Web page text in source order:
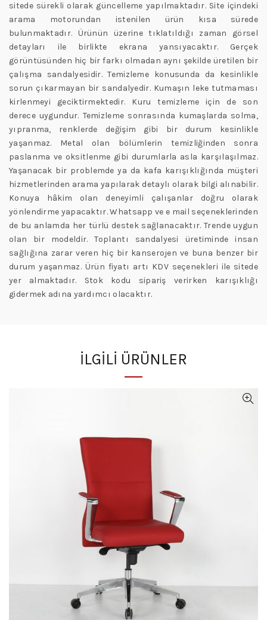
sitede sürekli olarak güncelleme yapılmaktadır. Site içindeki
arama motorundan istenilen ürün kısa sürede
bulunmaktadır. Ürünün üzerine tıklatıldığı zaman görsel
detayları ile birlikte ekrana yansıyacaktır. Gerçek
görüntüsünden hiç bir farkı olmadan aynı şekilde üretilen bir
çalışma sandalyesidir. Temizleme konusunda da kesinlikle
sorun çıkarmayan bir sandalyedir. Kumaşın leke tutmaması
kirlenmeyi geciktirmektedir. Kuru temizleme için de son
derece uygundur. Temizleme sonrasında kumaşlarda solma,
yıpranma, renklerde değişim gibi bir durum kesinlikle
yaşanmaz. Metal olan bölümlerin temizliğinden sonra
paslanma ve oksitlenme gibi durumlarla asla karşılaşılmaz.
Yaşanacak bir problemde ya da kafa karışıklığında müşteri
hizmetlerinden arama yapılarak detaylı olarak bilgi alınabilir.
Konuya hâkim olan deneyimli çalışanlar doğru olarak
yönlendirme yapacaktır. Whatsapp ve e mail seçeneklerinden
de bu anlamda her türlü destek sağlanacaktır. Trende uygun
olan bir modeldir. Toplantı sandalyesi üretiminde insan
sağlığına zarar veren hiç bir kanserojen ve buna benzer bir
durum yaşanmaz. Ürün fiyatı artı KDV seçenekleri ile sitede
yer almaktadır. Stok kodu sipariş verirken karışıklığı
gidermek adına yardımcı olacaktır.
İLGILI ÜRÜNLER